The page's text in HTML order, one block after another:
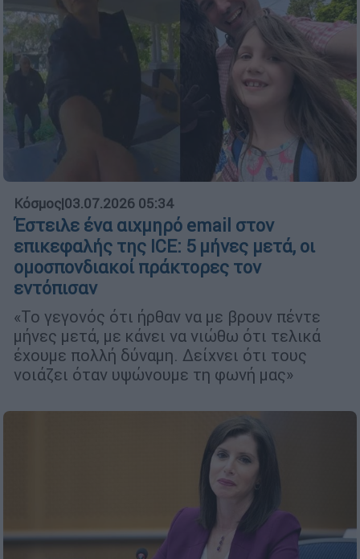
Κόσμος|03.07.2026 05:34
Έστειλε ένα αιχμηρό email στον
επικεφαλής της ICE: 5 μήνες μετά, οι
ομοσπονδιακοί πράκτορες τον
εντόπισαν
«Το γεγονός ότι ήρθαν να με βρουν πέντε
μήνες μετά, με κάνει να νιώθω ότι τελικά
έχουμε πολλή δύναμη. Δείχνει ότι τους
νοιάζει όταν υψώνουμε τη φωνή μας»